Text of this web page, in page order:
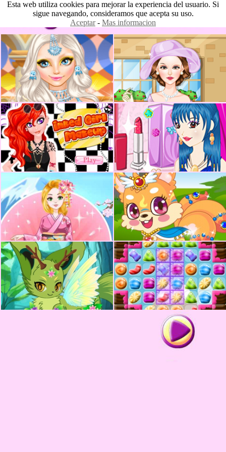
Esta web utiliza cookies para mejorar la experiencia del usuario. Si
sigue navegando, consideramos que acepta su uso.
Aceptar- Mas informacion